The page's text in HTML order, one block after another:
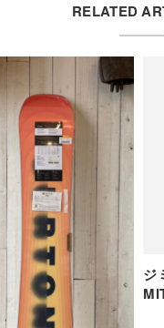
RELATED
ジ